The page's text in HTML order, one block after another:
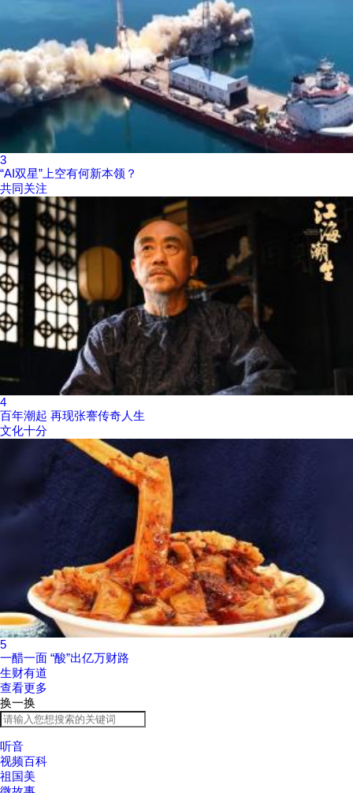
3
“AI双星”上空有何新本领？
共同关注
4
百年潮起 再现张謇传奇人生
文化十分
5
一醋一面 “酸”出亿万财路
生财有道
查看更多
换一换
听音
视频百科
祖国美